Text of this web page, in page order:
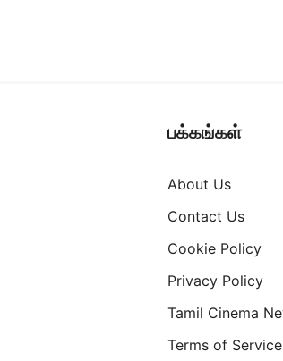
பக்கங்கள்
About Us
Contact Us
Cookie Policy
Privacy Policy
Tamil Cinema
Terms of Service